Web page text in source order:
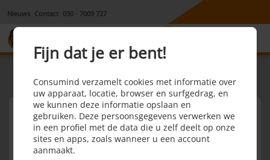
Nieuws Contact 030 - 7009 727
Onafhankelijk energie
vergelijken via
Consumind
Vergelijk nu uw energie en
bespaar tot € 350,-
Postcode
Fijn dat je er bent!
Consumind verzamelt cookies met informatie over
uw apparaat, locatie, browser en surfgedrag, en
we kunnen deze informatie opslaan en
gebruiken. Deze persoonsgegevens verwerken we
in een profiel met de data die u zelf deelt op onze
sites en apps, zoals wanneer u een account
aanmaakt.